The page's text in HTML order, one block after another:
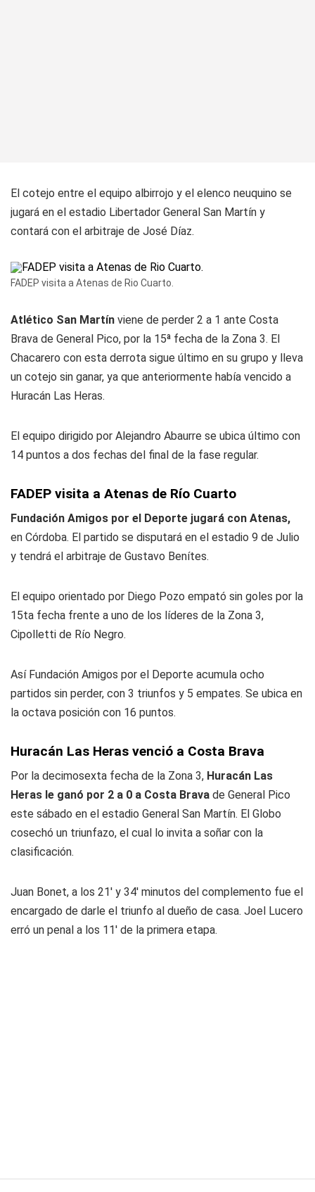
El cotejo entre el equipo albirrojo y el elenco neuquino se
jugará en el estadio Libertador General San Martín y
contará con el arbitraje de José Díaz.
FADEP visita a Atenas de Rio Cuarto.
Atlético San Martín viene de perder 2 a 1 ante Costa
Brava de General Pico, por la 15ª fecha de la Zona 3. El
Chacarero con esta derrota sigue último en su grupo y lleva
un cotejo sin ganar, ya que anteriormente había vencido a
Huracán Las Heras.
El equipo dirigido por Alejandro Abaurre se ubica último con
14 puntos a dos fechas del final de la fase regular.
FADEP visita a Atenas de Río Cuarto
Fundación Amigos por el Deporte jugará con Atenas,
en Córdoba. El partido se disputará en el estadio 9 de Julio
y tendrá el arbitraje de Gustavo Benítes.
El equipo orientado por Diego Pozo empató sin goles por la
15ta fecha frente a uno de los líderes de la Zona 3,
Cipolletti de Río Negro.
Así Fundación Amigos por el Deporte acumula ocho
partidos sin perder, con 3 triunfos y 5 empates. Se ubica en
la octava posición con 16 puntos.
Huracán Las Heras venció a Costa Brava
Por la decimosexta fecha de la Zona 3, Huracán Las
Heras le ganó por 2 a 0 a Costa Brava de General Pico
este sábado en el estadio General San Martín. El Globo
cosechó un triunfazo, el cual lo invita a soñar con la
clasificación.
Juan Bonet, a los 21' y 34' minutos del complemento fue el
encargado de darle el triunfo al dueño de casa. Joel Lucero
erró un penal a los 11' de la primera etapa.